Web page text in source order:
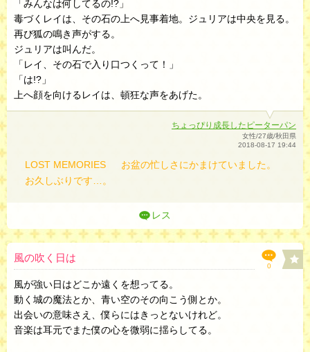
「みんなは何してるの!?」
毒づくレイは、その石の上へ見事着地。ジュリアは中央を見る。
再び狐の鳴き声がする。
ジュリアは叫んだ。
「レイ、その石で入り口つくって！」
「は!?」
上へ顔を向けるレイは、頓狂な声をあげた。
ちょっぴり成長したピーターパン
女性/27歳/秋田県
2018-08-17 19:44
LOST MEMORIES
お盆の忙しさにかまけていました。
お久しぶりです…。
レス
0
風の吹く日は
風が強い日はどこか遠くを想ってる。
動く城の魔法とか、青い空のその向こう側とか。
出会いの意味さえ、僕らにはきっとないけれど。
音楽は耳元でまた僕の心を微弱に揺らしてる。